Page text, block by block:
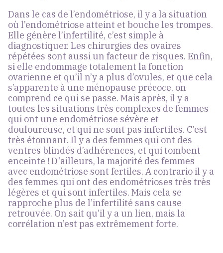
Dans le cas de l’endométriose, il y a la situation
où l’endométriose atteint et bouche les trompes.
Elle génère l’infertilité, c’est simple à
diagnostiquer. Les chirurgies des ovaires
répétées sont aussi un facteur de risques. Enfin,
si elle endommage totalement la fonction
ovarienne et qu’il n’y a plus d’ovules, et que cela
s’apparente à une ménopause précoce, on
comprend ce qui se passe. Mais après, il y a
toutes les situations très complexes de femmes
qui ont une endométriose sévère et
douloureuse, et qui ne sont pas infertiles. C’est
très étonnant. Il y a des femmes qui ont des
ventres blindés d’adhérences, et qui tombent
enceinte ! D'ailleurs, la majorité des femmes
avec endométriose sont fertiles. A contrario il y a
des femmes qui ont des endométrioses très très
légères et qui sont infertiles. Mais cela se
rapproche plus de l’infertilité sans cause
retrouvée. On sait qu’il y a un lien, mais la
corrélation n’est pas extrêmement forte.